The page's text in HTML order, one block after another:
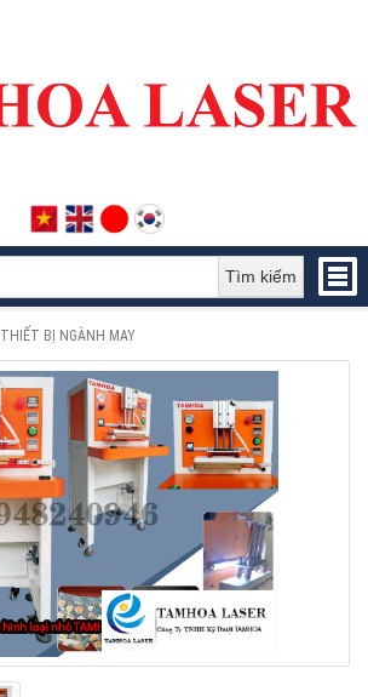
Tìm kiếm
THIẾT BỊ NGÀNH MAY